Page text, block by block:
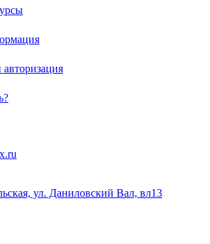
авторизация
ул. Даниловский Вал, вл13